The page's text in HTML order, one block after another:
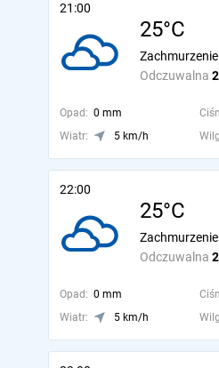
21:00
25°C
Odczuwalna
Opad: 0 mm
Wiatr:
5 km/h
22:00
25°C
Odczuwalna
Opad: 0 mm
Wiatr:
5 km/h